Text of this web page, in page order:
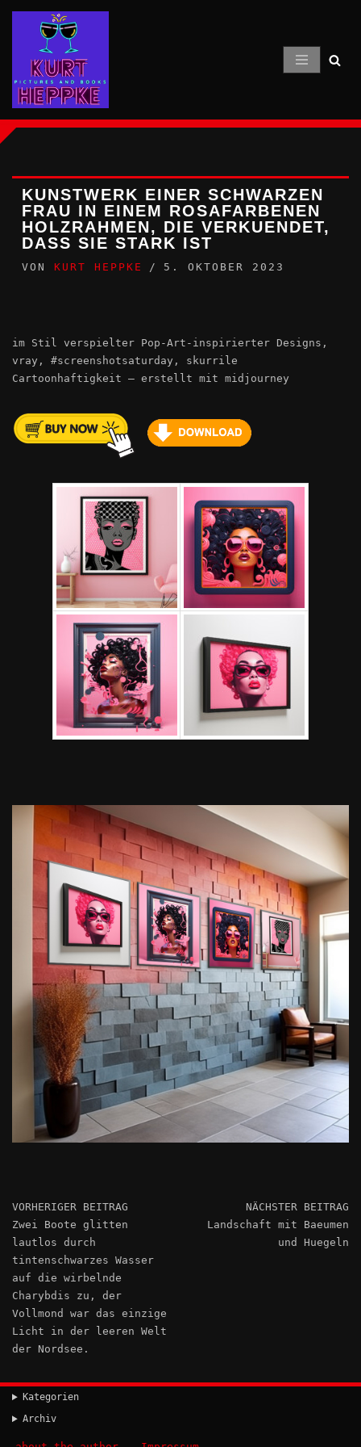
Inhalt
springen
KUNSTWERK EINER SCHWARZEN
FRAU IN EINEM ROSAFARBENEN
HOLZRAHMEN, DIE VERKUENDET,
DASS SIE STARK IST
VON KURT HEPPKE 5. OKTOBER 2023
im Stil verspielter Pop-Art-inspirierter Designs,
vray, #screenshotsaturday, skurrile
Cartoonhaftigkeit – erstellt mit midjourney
VORHERIGER BEITRAG
Zwei Boote glitten
lautlos durch
tintenschwarzes Wasser
auf die wirbelnde
Charybdis zu, der
Vollmond war das einzige
Licht in der leeren Welt
der Nordsee.
NÄCHSTER BEITRAG
Landschaft mit Baeumen
und Huegeln
Kategorien
Archiv